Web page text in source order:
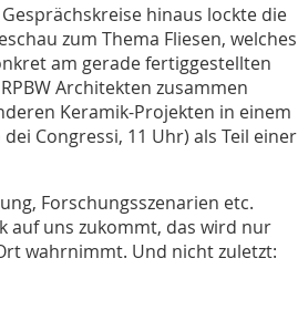
hinaus lockte die
zum Thema Fliesen, welches
am gerade fertiggestellten
Architekten zusammen
Keramik-Projekten in einem
Congressi, 11 Uhr) als Teil einer
Forschungsszenarien etc.
auf uns zukommt, das wird nur
wahrnimmt. Und nicht zuletzt: